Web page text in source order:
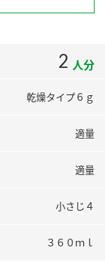
検索
2 人分
乾燥タイプ６ｇ
適量
適量
小さじ４
３６０ｍｌ